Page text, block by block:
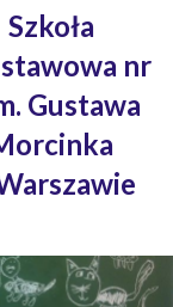
Szkoła
nr
Gustawa